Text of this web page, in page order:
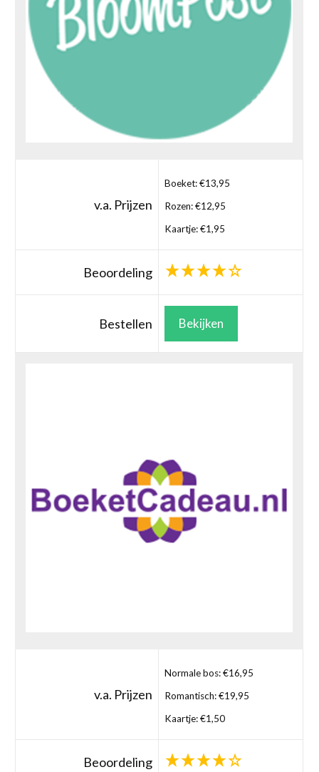
v.a. Prijzen
Boeket: €13,95
Rozen: €12,95
Kaartje: €1,95
Beoordeling
Bestellen Bekijken
v.a. Prijzen
Normale bos: €16,95
Romantisch: €19,95
Kaartje: €1,50
Beoordeling